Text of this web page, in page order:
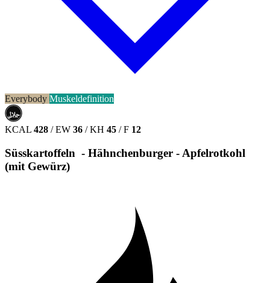
Everybody Muskeldefinition
حلال
HALAL
KCAL 428 / EW 36 / KH 45 / F 12
Süsskartoffeln - Hähnchenburger - Apfelrotkohl
(mit Gewürz)